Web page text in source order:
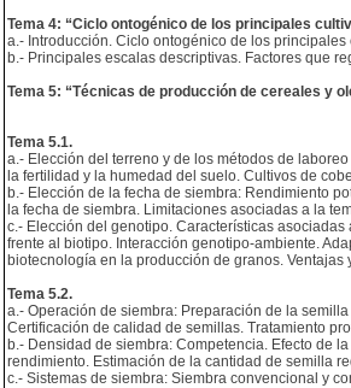
Tema 4: “Ciclo ontogénico de los principales
a.- Introducción. Ciclo ontogénico de los
b.- Principales escalas descriptivas. Factores que
Tema 5: “Técnicas de producción de cereales y
Tema 5.1.
a.- Elección del terreno y de los métodos de
la fertilidad y la humedad del suelo. Cultivos de
b.- Elección de la fecha de siembra: Rendimiento
la fecha de siembra. Limitaciones asociadas a la
c.- Elección del genotipo. Características
frente al biotipo. Interacción genotipo-ambiente.
biotecnología en la producción de granos. Ventajas
Tema 5.2.
a.- Operación de siembra: Preparación de la
Certificación de calidad de semillas. Tratamiento
b.- Densidad de siembra: Competencia. Efecto de
rendimiento. Estimación de la cantidad de semilla
c.- Sistemas de siembra: Siembra convencional y